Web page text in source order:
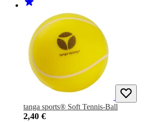
tanga sports® Soft Tennis-Ball
2,40 €